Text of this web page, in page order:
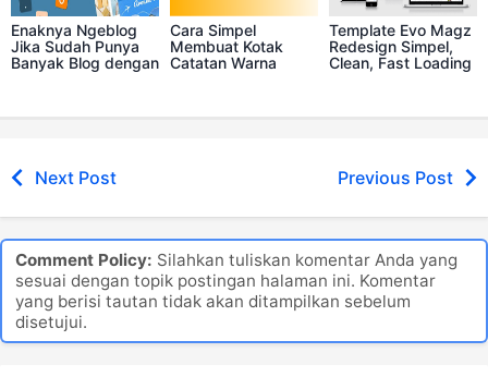
Trafik Mapan
dan Keren
Next Post Previous Post
Comment Policy:Silahkan tuliskan komentar Anda yang